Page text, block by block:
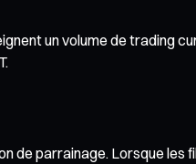
un volume de trading
parrainage. Lorsque les